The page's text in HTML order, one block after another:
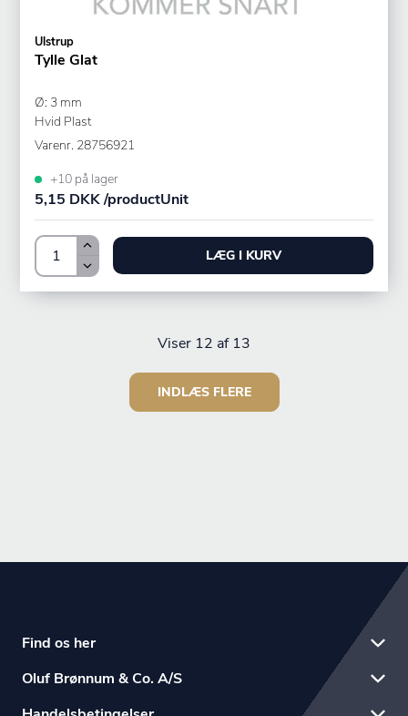
Ulstrup
Tylle Glat
Ø: 3 mm
Hvid Plast
Varenr. 28756921
+10 på lager
5,15 DKK /productUnit
LÆG I KURV
Viser 12 af 13
INDLÆS FLERE
Find os her
Oluf Brønnum & Co. A/S